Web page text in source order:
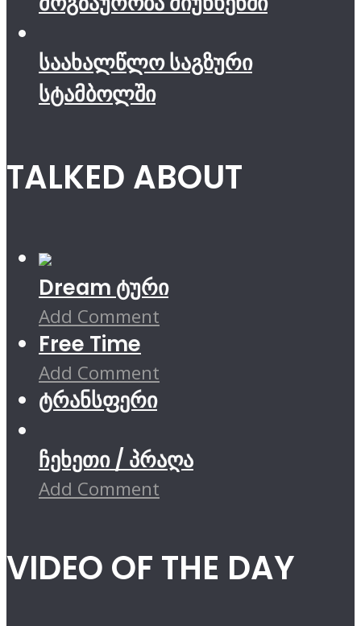
საახალწლო საგზური
სტამბოლში
TALKED ABOUT
Dream ტური
Add Comment
Free Time
Add Comment
ტრანსფერი
ჩეხეთი / პრაღა
Add Comment
VIDEO OF THE DAY